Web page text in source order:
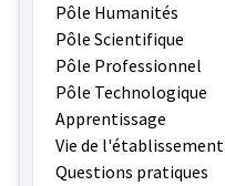
Pôle Humanités
Pôle Scientifique
Pôle Professionnel
Pôle Technologique
Apprentissage
Vie de l'établissement
Questions pratiques